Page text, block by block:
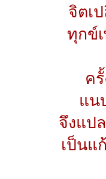
จิตเ
ทุกข์
ค
แน
จึงแป
เป็นแ